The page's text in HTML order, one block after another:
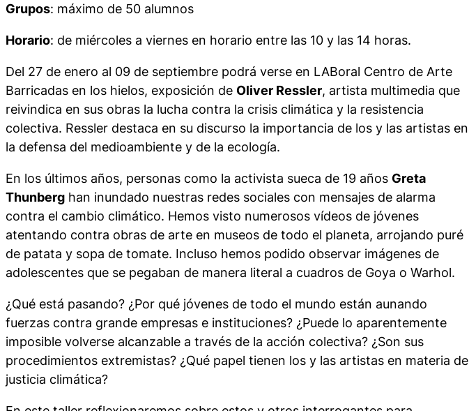
Grupos: máximo de 50 alumnos
Horario: de miércoles a viernes en horario entre las 10 y las 14 horas.
Del 27 de enero al 09 de septiembre podrá verse en LABoral Centro de Arte
Barricadas en los hielos, exposición de Oliver Ressler, artista multimedia que
reivindica en sus obras la lucha contra la crisis climática y la resistencia
colectiva. Ressler destaca en su discurso la importancia de los y las artistas en
la defensa del medioambiente y de la ecología.
En los últimos años, personas como la activista sueca de 19 años Greta
Thunberg han inundado nuestras redes sociales con mensajes de alarma
contra el cambio climático. Hemos visto numerosos vídeos de jóvenes
atentando contra obras de arte en museos de todo el planeta, arrojando puré
de patata y sopa de tomate. Incluso hemos podido observar imágenes de
adolescentes que se pegaban de manera literal a cuadros de Goya o Warhol.
¿Qué está pasando? ¿Por qué jóvenes de todo el mundo están aunando
fuerzas contra grande empresas e instituciones? ¿Puede lo aparentemente
imposible volverse alcanzable a través de la acción colectiva? ¿Son sus
procedimientos extremistas? ¿Qué papel tienen los y las artistas en materia de
justicia climática?